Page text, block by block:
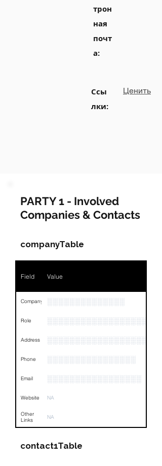
трон
ная
почт
а:
Ссы
лки:
Ценить
PARTY 1 - Involved
Companies & Contacts
companyTable
Field Value
Company ░░░░░░░░░░░░░░
Role
Address
Phone ░░░░░░░░░░░░░░░░
Email ░░░░░░░░░░░░░░░░░
Website NA
Other
Links
NA
contact1Table